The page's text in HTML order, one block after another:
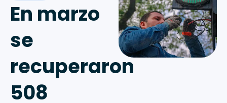
En marzo
se
recuperaron
508